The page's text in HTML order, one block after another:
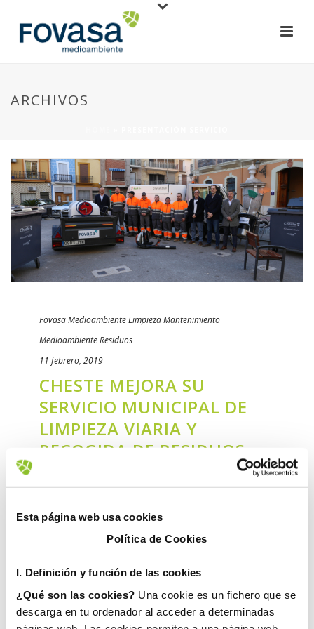
Esta página web usa cookies
Política de Cookies
I. Definición y función de las cookies
¿Qué son las cookies? Una cookie es un fichero que se
descarga en tu ordenador al acceder a determinadas
ARCHIVOS
Fovasa MedioambienteLimpiezaMantenimiento
MedioambienteResiduos
11 febrero, 2019
​CHESTE MEJORA SU
SERVICIO MUNICIPAL DE
LIMPIEZA VIARIA Y
RECOGIDA DE RESIDUOS
incorpora nuevos equipos para el desarrollo
de sus labores en el municipio El
nuevos equipos incorporados por FOVASA
[...]
LEER MÁS